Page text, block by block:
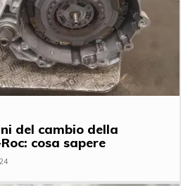
del cambio della
cosa sapere